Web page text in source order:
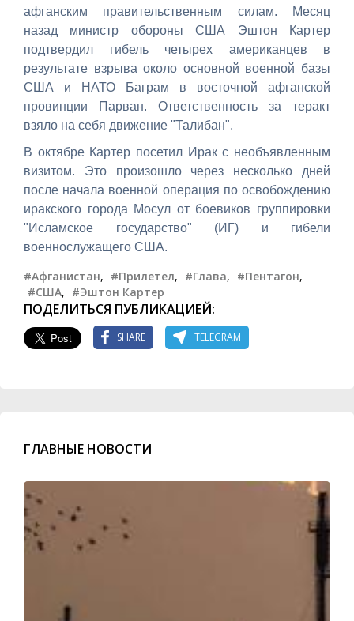
афганским правительственным силам. Месяц
назад министр обороны США Эштон Картер
подтвердил гибель четырех американцев в
результате взрыва около основной военной базы
США и НАТО Баграм в восточной афганской
провинции Парван. Ответственность за теракт
взяло на себя движение "Талибан".
В октябре Картер посетил Ирак с необъявленным
визитом. Это произошло через несколько дней
после начала военной операция по освобождению
иракского города Мосул от боевиков группировки
"Исламское государство" (ИГ) и гибели
военнослужащего США.
#Афганистан, #Прилетел, #Глава, #Пентагон,
#США, #Эштон Картер
ПОДЕЛИТЬСЯ ПУБЛИКАЦИЕЙ:
SHARE TELEGRAM
ГЛАВНЫЕ НОВОСТИ